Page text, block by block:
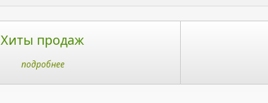
Хиты продаж
подробнее